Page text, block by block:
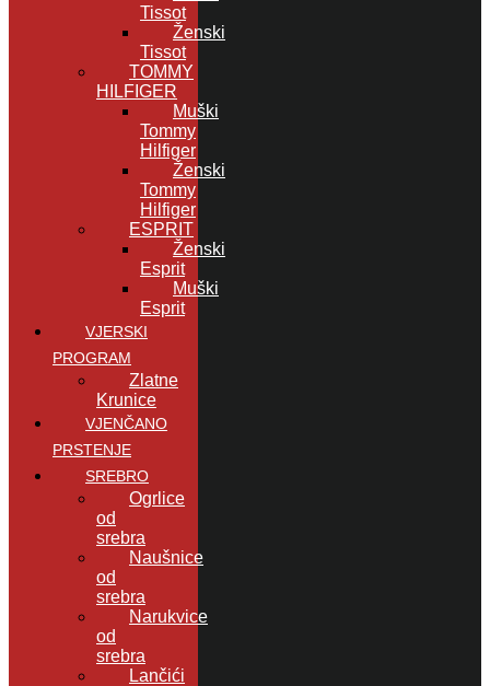
Tissot
Ženski
Tissot
TOMMY
HILFIGER
Muški
Tommy
Hilfiger
Ženski
Tommy
Hilfiger
ESPRIT
Ženski
Esprit
Muški
Esprit
VJERSKI
PROGRAM
Zlatne
Krunice
VJENČANO
PRSTENJE
SREBRO
Ogrlice
od
srebra
Naušnice
od
srebra
Narukvice
od
srebra
Lančići